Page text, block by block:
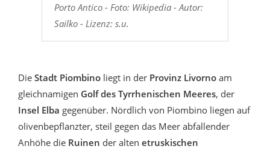
Porto Antico - Foto: Wikipedia - Autor:
Sailko - Lizenz: s.u.
Die Stadt Piombino liegt in der Provinz Livorno am
gleichnamigen Golf des Tyrrhenischen Meeres, der
Insel Elba gegenüber. Nördlich von Piombino liegen auf
olivenbepflanzter, steil gegen das Meer abfallender
Anhöhe die Ruinen der alten etruskischen